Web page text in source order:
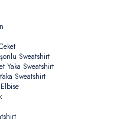
Sweatshirt
Yaka Sweatshirt
Sweatshirt